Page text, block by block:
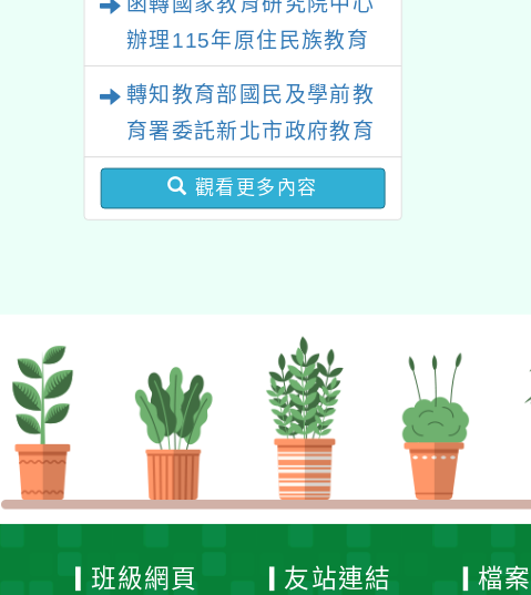
辦理115年原住民族教育
育國際趨勢與發展」
轉知教育部國民及學前教
育署委託新北市政府教育
局辦理「115年度教師專
業成長研習實施計畫－夢
觀看更多內容
班級網頁 友站連結 檔